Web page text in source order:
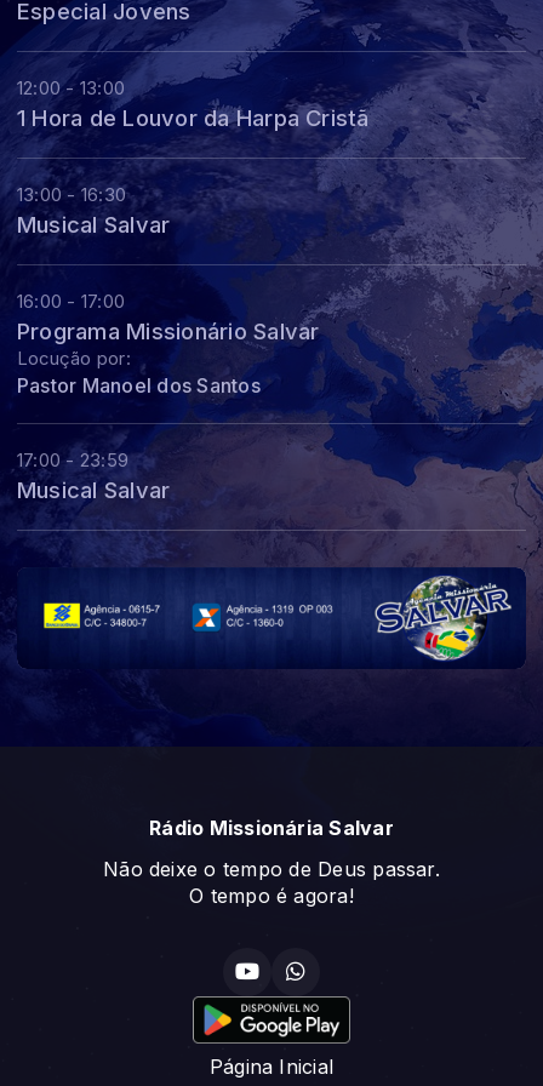
Especial Jovens
12:00 - 13:00
1 Hora de Louvor da Harpa Cristã
13:00 - 16:30
Musical Salvar
16:00 - 17:00
Programa Missionário Salvar
Locução por:
Pastor Manoel dos Santos
17:00 - 23:59
Musical Salvar
Rádio Missionária Salvar
Não deixe o tempo de Deus passar.
O tempo é agora!
Página Inicial